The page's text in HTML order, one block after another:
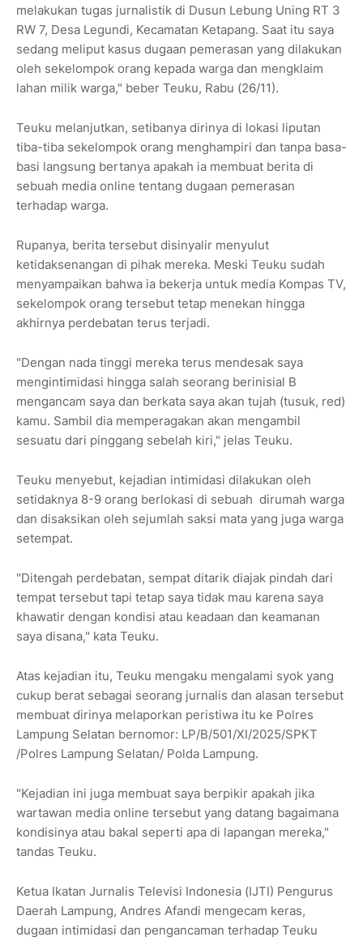
melakukan tugas jurnalistik di Dusun Lebung Uning RT 3
RW 7, Desa Legundi, Kecamatan Ketapang. Saat itu saya
sedang meliput kasus dugaan pemerasan yang dilakukan
oleh sekelompok orang kepada warga dan mengklaim
lahan milik warga," beber Teuku, Rabu (26/11).
Teuku melanjutkan, setibanya dirinya di lokasi liputan
tiba-tiba sekelompok orang menghampiri dan tanpa basa-
basi langsung bertanya apakah ia membuat berita di
sebuah media online tentang dugaan pemerasan
terhadap warga.
Rupanya, berita tersebut disinyalir menyulut
ketidaksenangan di pihak mereka. Meski Teuku sudah
menyampaikan bahwa ia bekerja untuk media Kompas TV,
sekelompok orang tersebut tetap menekan hingga
akhirnya perdebatan terus terjadi.
"Dengan nada tinggi mereka terus mendesak saya
mengintimidasi hingga salah seorang berinisial B
mengancam saya dan berkata saya akan tujah (tusuk, red)
kamu. Sambil dia memperagakan akan mengambil
sesuatu dari pinggang sebelah kiri," jelas Teuku.
Teuku menyebut, kejadian intimidasi dilakukan oleh
setidaknya 8-9 orang berlokasi di sebuah dirumah warga
dan disaksikan oleh sejumlah saksi mata yang juga warga
setempat.
"Ditengah perdebatan, sempat ditarik diajak pindah dari
tempat tersebut tapi tetap saya tidak mau karena saya
khawatir dengan kondisi atau keadaan dan keamanan
saya disana," kata Teuku.
Atas kejadian itu, Teuku mengaku mengalami syok yang
cukup berat sebagai seorang jurnalis dan alasan tersebut
membuat dirinya melaporkan peristiwa itu ke Polres
Lampung Selatan bernomor: LP/B/501/XI/2025/SPKT
/Polres Lampung Selatan/ Polda Lampung.
"Kejadian ini juga membuat saya berpikir apakah jika
wartawan media online tersebut yang datang bagaimana
kondisinya atau bakal seperti apa di lapangan mereka,"
tandas Teuku.
Ketua Ikatan Jurnalis Televisi Indonesia (IJTI) Pengurus
Daerah Lampung, Andres Afandi mengecam keras,
dugaan intimidasi dan pengancaman terhadap Teuku